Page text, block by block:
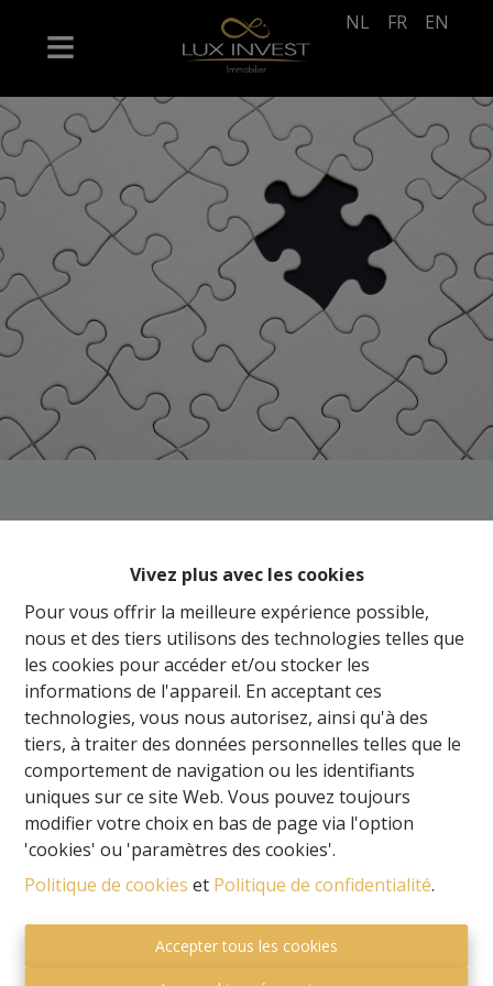
Vivez plus avec les cookies
Pour vous offrir la meilleure expérience possible,
nous et des tiers utilisons des technologies telles que
les cookies pour accéder et/ou stocker les
informations de l'appareil. En acceptant ces
technologies, vous nous autorisez, ainsi qu'à des
tiers, à traiter des données personnelles telles que le
comportement de navigation ou les identifiants
uniques sur ce site Web. Vous pouvez toujours
modifier votre choix en bas de page via l'option
'cookies' ou 'paramètres des cookies'.
Politique de cookies et Politique de confidentialité.
Accepter tous les cookies
NL FR EN
plus
À Vendre À Louer